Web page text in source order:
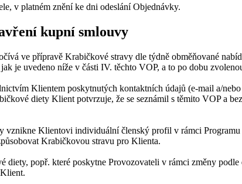
v platném znění ke dni odeslání Objednávky.
kupní smlouvy
ve přípravě Krabičkové stravy dle týdně obměňované
je uvedeno níže v části IV. těchto VOP, a to po dobu
Klientem poskytnutých kontaktních údajů (e-mail a/
diety Klient potvrzuje, že se seznámil s těmito VOP a
Klientovi individuální členský profil v rámci
Krabičkovou stravu pro Klienta.
popř. které poskytne Provozovateli v rámci změny